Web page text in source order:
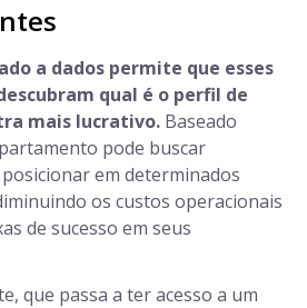
a dados permite que esses
qual é o perfil de
mais lucrativo. Baseado
pode buscar
em determinados
os custos operacionais
de sucesso em seus
que passa a ter acesso a um